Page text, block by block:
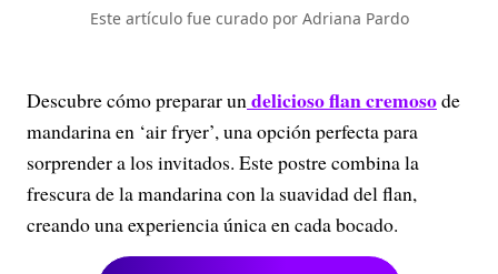
Este artículo fue curado por Adriana Pardo
Descubre cómo preparar undelicioso flan cremosode
mandarina en ‘air fryer’, una opción perfecta para
sorprender a los invitados. Este postre combina la
frescura de la mandarina con la suavidad del flan,
creando una experiencia única en cada bocado.